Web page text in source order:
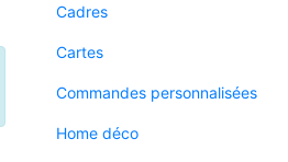
Cadres
Cartes
Commandes personnalisées
Home déco